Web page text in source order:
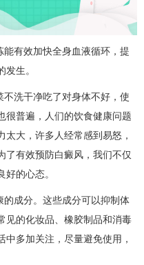
有效加快全身血液循环，提
生。
洗干净吃了对身体不好，使
很普遍，人们的饮食健康问题
大，许多人经常感到易怒，
了有效预防白癜风，我们不仅
的心态。
成分。这些成分可以抑制体
见的化妆品、橡胶制品和消毒
多加关注，尽量避免使用，